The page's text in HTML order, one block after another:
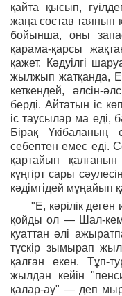
қайта қысып,
жаңа состав таянып
бойынша, оны
қарама-қарсы
қажет. Кәдуілгі
жылжып жатқанда,
кеткендей, әлсін-
берді. Айтатын іс
іс таусылар ма еді,
Бірақ Үкібаланың
себептен емес еді.
қартайып
күңгірт сары
кәдімгідей мұңайып
"Е, кәрілік деген
қойды ол — Шал-
қуаттан әлі
түскір зымырап
қалған екен. Тұп-
жылдан кейін
қалар-ау" — деп